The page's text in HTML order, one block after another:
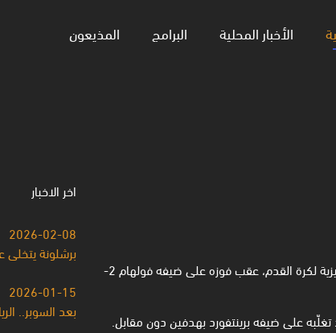
الأخبار المحلية البرامج المذيعون
تأهل فريق نيوكاسل يونايتد إلى الدور نصف النهائي من بطولة كأس رابطة المحترفين الإنجليزية لكرة القدم، عقب فوزه على ضيفه فولهام 2-
على ضيفه برينتفورد بهدفين دون مقابل.
اخر الاخبار
2026-02-08
برشلونة
2026-01-15
بعد السوبر..